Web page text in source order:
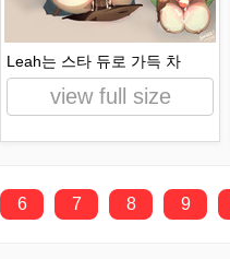
Leah는 스타 듀로 가득 차
view full size
6 7 8 9